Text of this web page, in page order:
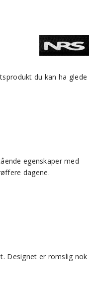
du kan ha glede
egenskaper med
dagene.
Designet er romslig nok